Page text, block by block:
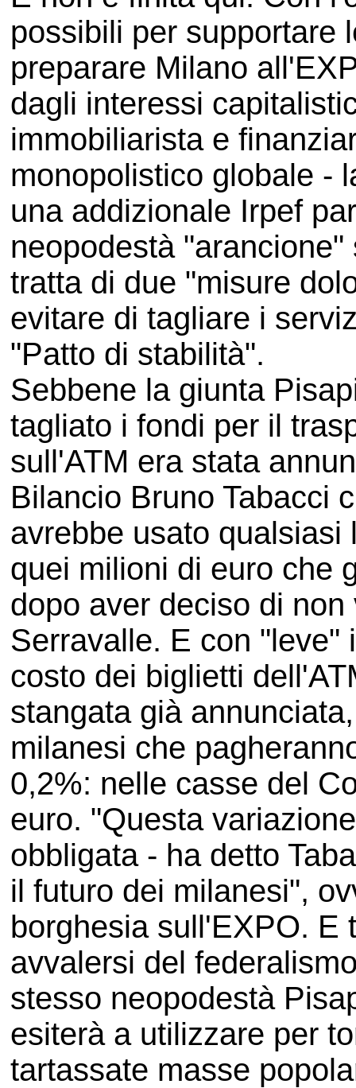
possibili per supportare
preparare Milano
dagli interessi
immobiliarista e
monopolistico globale -
una addizionale Irpef
neopodestà
tratta di due "misure
evitare di tagliare i
"Patto di stabilità".
Sebbene la giunta
tagliato i fondi per il
sull'ATM era stata
Bilancio Bruno Tabacci
avrebbe usato
quei milioni di euro che
dopo aver deciso di
Serravalle. E con "leve"
costo dei biglietti
stangata già
milanesi che
0,2%: nelle casse del
euro. "Questa
obbligata - ha detto
il futuro dei milanesi",
borghesia sull'EXPO. E
avvalersi del
stesso neopodestà
esiterà a utilizzare per
tartassate masse